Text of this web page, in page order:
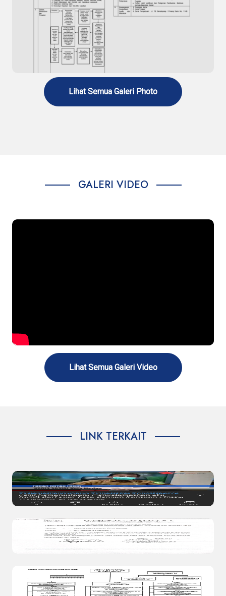
Standar Pelayanan Penerbitan Surat
Rekomendasi Rehabilitasi Narkoba
Lihat Semua Galeri Photo
GALERI VIDEO
Lihat Semua Galeri Video
LINK TERKAIT